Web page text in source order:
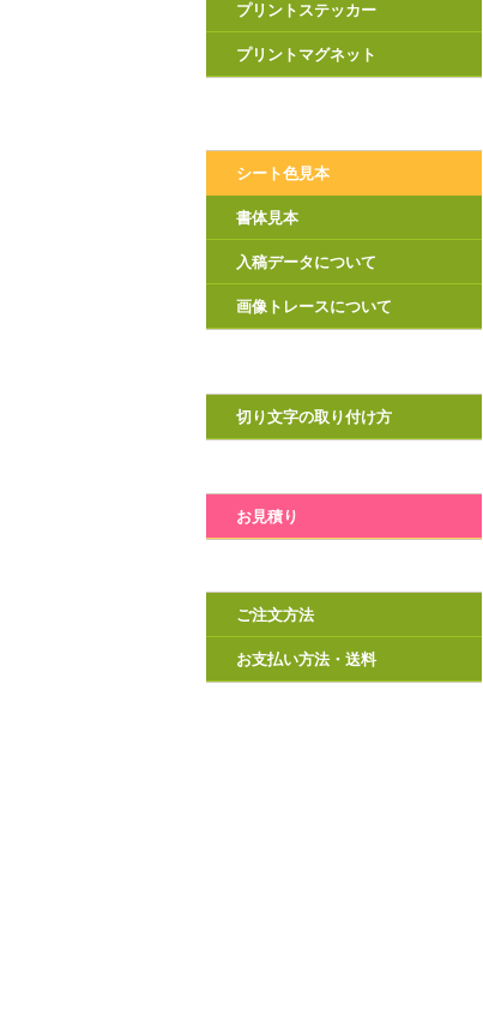
プリントステッカー
プリントマグネット
シート色見本
書体見本
入稿データについて
画像トレースについて
切り文字の取り付け方
お見積り
ご注文方法
お支払い方法・送料